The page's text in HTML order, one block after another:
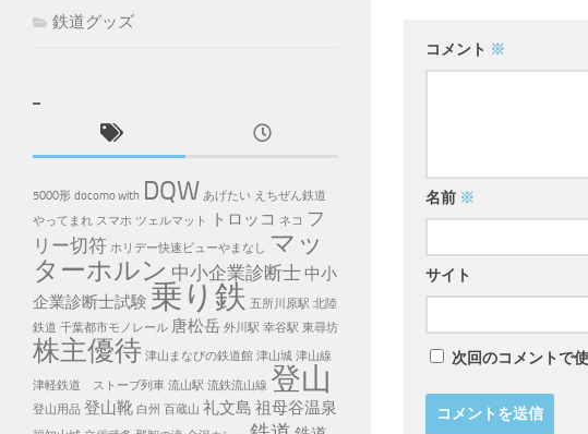
コメント ※
名前 ※
サイト
次回のコメントで
鉄道グッズ
5000形 docomo with DQW あげたい えちぜん鉄道
やってまれ スマホ ツェルマット トロッコ ネコ フ
リー切符 ホリデー快速ビューやまなし マッ
ターホルン 中小企業診断士 中小
企業診断士試験 乗り鉄 五所川原駅 北陸
鉄道 千葉都市モノレール 唐松岳 外川駅 幸谷駅 東尋坊
株主優待 津山まなびの鉄道館 津山城 津山線
津軽鉄道 ストーブ列車 流山駅 流鉄流山線 登山
登山用品 登山靴 白州 百蔵山 礼文島 祖母谷温泉